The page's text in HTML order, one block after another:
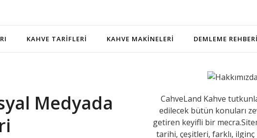
KAHVE TARIFLERI KAHVE MAKINELERI DEMLEME REHBERI
Medyada
CahveLand Kahve
edilecek bütün konuları
getiren keyifli bir
tarihi, çeşitleri, farklı,